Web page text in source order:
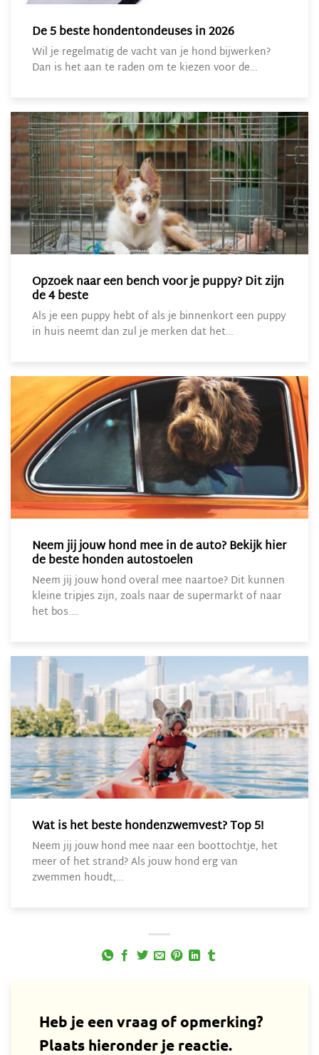
De 5 beste hondentondeuses in 2026
Wil je regelmatig de vacht van je hond bijwerken?
Dan is het aan te raden om te kiezen voor de…
Opzoek naar een bench voor je puppy? Dit zijn
de 4 beste
Als je een puppy hebt of als je binnenkort een puppy
in huis neemt dan zul je merken dat het…
Neem jij jouw hond mee in de auto? Bekijk hier
de beste honden autostoelen
Neem jij jouw hond overal mee naartoe? Dit kunnen
kleine tripjes zijn, zoals naar de supermarkt of naar
het bos.…
Wat is het beste hondenzwemvest? Top 5!
Neem jij jouw hond mee naar een boottochtje, het
meer of het strand? Als jouw hond erg van
zwemmen houdt,…
Heb je een vraag of opmerking?
Plaats hieronder je reactie.